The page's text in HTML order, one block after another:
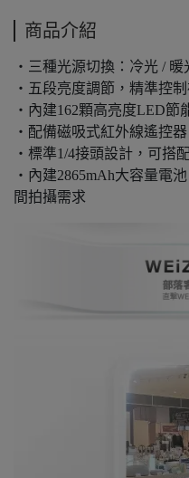
商品介紹
・三種光源切換：冷光 /
・五段亮度調節，精準控
・內建162顆高亮度LED
・配備磁吸式紅外線遙控
・標準1/4接頭設計，可搭
・內建2865mAh大容量電
間拍攝需求